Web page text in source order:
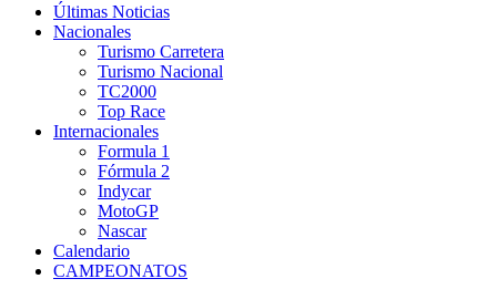
Últimas Noticias
Nacionales
Turismo Carretera
Turismo Nacional
TC2000
Top Race
Internacionales
Formula 1
Fórmula 2
Indycar
MotoGP
Nascar
Calendario
CAMPEONATOS